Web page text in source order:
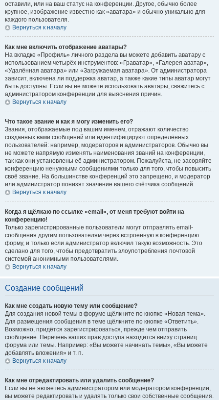
оставили, или на ваш статус на конференции. Другое, обычно более
крупное, изображение известно как «аватара» и обычно уникально для
каждого пользователя.
Вернуться к началу
Как мне включить отображение аватары?
На вкладке «Профиль» личного раздела вы можете добавить аватару с
использованием четырёх инструментов: «Граватар», «Галерея аватар»,
«Удалённая аватара» или «Загружаемая аватара». От администратора
зависит, включена ли поддержка аватар, а также какие типы аватар могут
быть доступны. Если вы не можете использовать аватары, свяжитесь с
администратором конференции для выяснения причин.
Вернуться к началу
Что такое звание и как я могу изменить его?
Звания, отображаемые под вашим именем, отражают количество
созданных вами сообщений или идентифицируют определённых
пользователей: например, модераторов и администраторов. Обычно вы
не можете напрямую изменять наименования званий на конференции,
так как они установлены её администратором. Пожалуйста, не засоряйте
конференцию ненужными сообщениями только для того, чтобы повысить
своё звание. На большинстве конференций это запрещено, и модератор
или администратор понизят значение вашего счётчика сообщений.
Вернуться к началу
Когда я щёлкаю по ссылке «email», от меня требуют войти на
конференцию!
Только зарегистрированные пользователи могут отправлять email-
сообщения другим пользователям через встроенную в конференцию
форму, и только если администратор включил такую возможность. Это
сделано для того, чтобы предотвратить злоупотребления почтовой
системой анонимными пользователями.
Вернуться к началу
Создание сообщений
Как мне создать новую тему или сообщение?
Для создания новой темы в форуме щёлкните по кнопке «Новая тема».
Для размещения сообщения в теме щёлкните по кнопке «Ответить».
Возможно, придётся зарегистрироваться, прежде чем отправить
сообщение. Перечень ваших прав доступа находится внизу страниц
форума или темы. Например: «Вы можете начинать темы», «Вы можете
добавлять вложения» и т. п.
Вернуться к началу
Как мне отредактировать или удалить сообщение?
Если вы не являетесь администратором или модератором конференции,
вы можете редактировать и удалять только свои собственные сообщения.